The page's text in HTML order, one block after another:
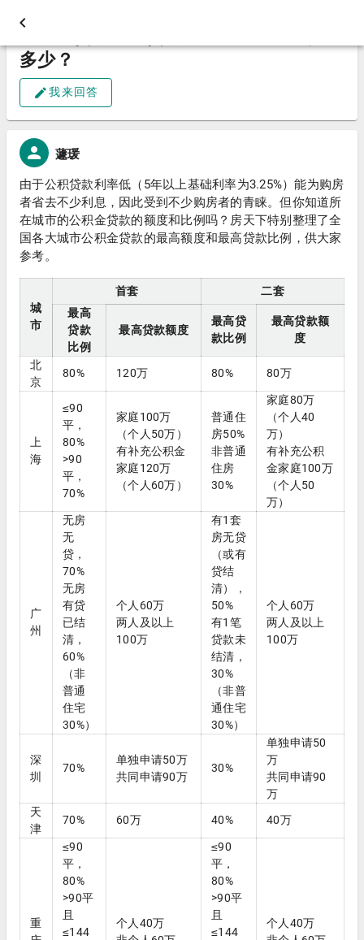
多少？
我来回答
蘧瑗
由于公积贷款利率低（5年以上基础利率为3.25%）能为购房
者省去不少利息，因此受到不少购房者的青睐。但你知道所
在城市的公积金贷款的额度和比例吗？房天下特别整理了全
国各大城市公积金贷款的最高额度和最高贷款比例，供大家
参考。
城
市
首套
二套
最高
贷款
比例
最高贷款额度
最高贷
款比例
最高贷款额
度
北
京
80% 120万 80% 80万
上
海
≤90
平，
80%
>90
平，
70%
家庭100万
（个人50万）
有补充公积金
家庭120万
（个人60万）
普通住
房50%
非普通
住房
30%
家庭80万
（个人40
万）
有补充公积
金家庭100万
（个人50
万）
广
州
无房
无
贷，
70%
无房
有贷
已结
清，
60%
（非
普通
住宅
30%）
个人60万
两人及以上
100万
有1套
房无贷
（或有
贷结
清），
50%
有1笔
贷款未
结清，
30%
（非普
通住宅
30%）
个人60万
两人及以上
100万
深
圳
70%
单独申请50万
共同申请90万
30%
单独申请50
万
共同申请90
万
天
津
70% 60万 40% 40万
重
≤90
平，
80%
>90平
且
≤144
个人40万
≤90
平，
80%
>90平
且
≤144
个人40万